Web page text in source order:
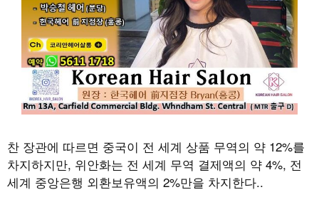
찬 장관에 따르면 중국이 전 세계 상품 무역의 약 12%를
차지하지만, 위안화는 전 세계 무역 결제액의 약 4%, 전
세계 중앙은행 외환보유액의 2%만을 차지한다..